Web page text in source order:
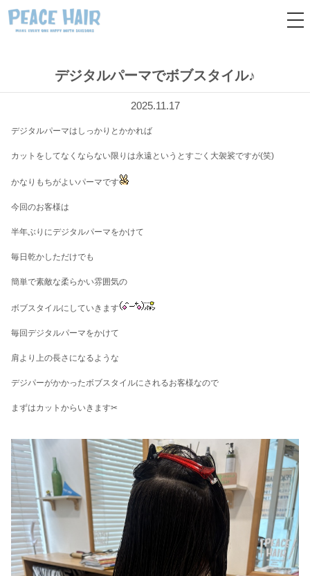
デジタルパーマでボブスタイル♪
2025.11.17
デジタルパーマはしっかりとかかれば
カットをしてなくならない限りは永遠というとすごく大袈裟ですが(笑)
かなりもちがよいパーマです
今回のお客様は
半年ぶりにデジタルパーマをかけて
毎日乾かしただけでも
簡単で素敵な柔らかい雰囲気の
ボブスタイルにしていきます
毎回デジタルパーマをかけて
肩より上の長さになるような
デジパーがかかったボブスタイルにされるお客様なので
まずはカットからいきます✂︎